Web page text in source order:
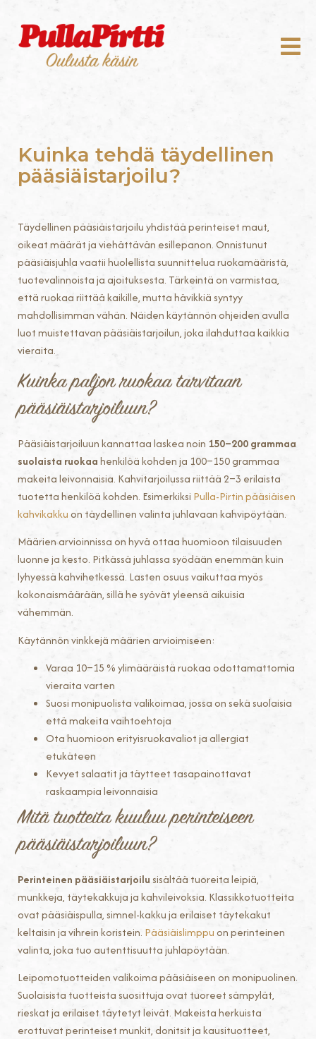
Kuinka tehdä täydellinen
pääsiäistarjoilu?
Täydellinen pääsiäistarjoilu yhdistää perinteiset maut,
oikeat määrät ja viehättävän esillepanon. Onnistunut
pääsiäisjuhla vaatii huolellista suunnittelua ruokamääristä,
tuotevalinnoista ja ajoituksesta. Tärkeintä on varmistaa,
että ruokaa riittää kaikille, mutta hävikkiä syntyy
mahdollisimman vähän. Näiden käytännön ohjeiden avulla
luot muistettavan pääsiäistarjoilun, joka ilahduttaa kaikkia
vieraita.
Kuinka paljon ruokaa tarvitaan
pääsiäistarjoiluun?
Pääsiäistarjoiluun kannattaa laskea noin 150–200 grammaa
suolaista ruokaahenkilöä kohden ja 100–150 grammaa
makeita leivonnaisia. Kahvitarjoilussa riittää 2–3 erilaista
tuotetta henkilöä kohden. Esimerkiksi Pulla-Pirtin pääsiäisen
kahvikakkuon täydellinen valinta juhlavaan kahvipöytään.
Määrien arvioinnissa on hyvä ottaa huomioon tilaisuuden
luonne ja kesto. Pitkässä juhlassa syödään enemmän kuin
lyhyessä kahvihetkessä. Lasten osuus vaikuttaa myös
kokonaismäärään, sillä he syövät yleensä aikuisia
vähemmän.
Käytännön vinkkejä määrien arvioimiseen:
Varaa 10–15 % ylimääräistä ruokaa odottamattomia
vieraita varten
Suosi monipuolista valikoimaa, jossa on sekä suolaisia
että makeita vaihtoehtoja
Ota huomioon erityisruokavaliot ja allergiat
etukäteen
Kevyet salaatit ja täytteet tasapainottavat
raskaampia leivonnaisia
Mitä tuotteita kuuluu perinteiseen
pääsiäistarjoiluun?
Perinteinen pääsiäistarjoilusisältää tuoreita leipiä,
munkkeja, täytekakkuja ja kahvileivoksia. Klassikkotuotteita
ovat pääsiäispulla, simnel-kakku ja erilaiset täytekakut
keltaisin ja vihrein koristein. Pääsiäislimppuon perinteinen
valinta, joka tuo autenttisuutta juhlapöytään.
Leipomotuotteiden valikoima pääsiäiseen on monipuolinen.
Suolaisista tuotteista suosittuja ovat tuoreet sämpylät,
rieskat ja erilaiset täytetyt leivät. Makeista herkuista
erottuvat perinteiset munkit, donitsit ja kausituotteet,